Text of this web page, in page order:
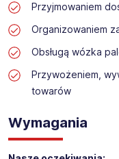
przedsiębiorstw w
Obecnie dla naszego
Praca na dziale
Przyjmowaniem
Organizowaniem
Obsługą wózka
Przywożeniem,
towarów
Wymagania